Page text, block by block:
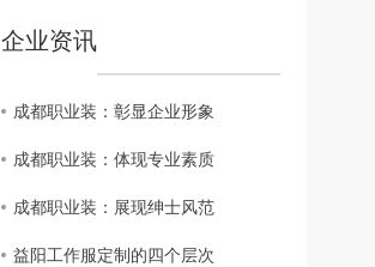
企业资讯
成都职业装：彰显企业形象
成都职业装：体现专业素质
成都职业装：展现绅士风范
益阳工作服定制的四个层次